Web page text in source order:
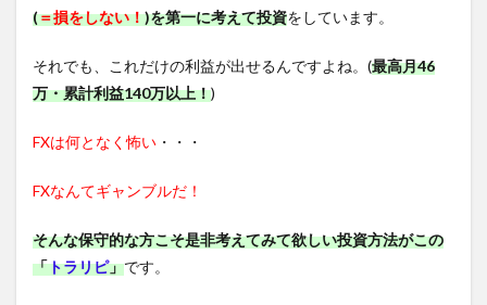
(＝損をしない！)を第一に考えて投資をしています。
それでも、これだけの利益が出せるんですよね。(最高月46
万・累計利益140万以上！)
FXは何となく怖い ・・・
FXなんてギャンブルだ！
そんな保守的な方こそ是非考えてみて欲しい投資方法がこの
「トラリピ」です。